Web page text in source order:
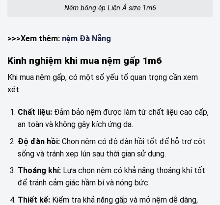
Nệm bông ép Liên Á size 1m6
>>>Xem thêm: nệm Đà Nẵng
Kinh nghiệm khi mua nệm gấp 1m6
Khi mua nệm gấp, có một số yếu tố quan trọng cần xem
xét:
Chất liệu: Đảm bảo nệm được làm từ chất liệu cao cấp,
an toàn và không gây kích ứng da.
Độ đàn hồi: Chọn nệm có độ đàn hồi tốt để hỗ trợ cột
sống và tránh xẹp lún sau thời gian sử dụng.
Thoáng khí:Lựa chọn nệm có khả năng thoáng khí tốt
để tránh cảm giác hầm bí và nóng bức.
Thiết kế:Kiểm tra khả năng gấp và mở nệm dễ dàng,